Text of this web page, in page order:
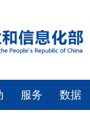
服务 数据